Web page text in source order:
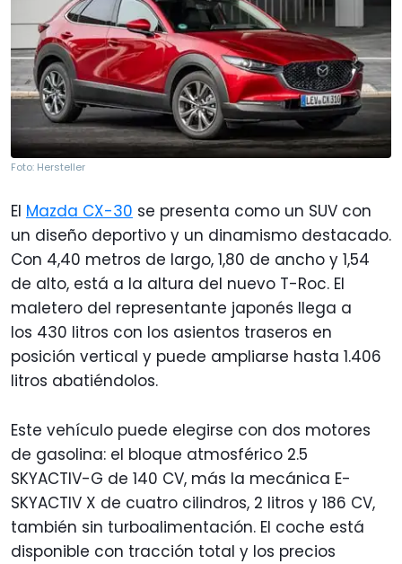
Foto: Hersteller
El Mazda CX-30 se presenta como un SUV con
un diseño deportivo y un dinamismo destacado.
Con 4,40 metros de largo, 1,80 de ancho y 1,54
de alto, está a la altura del nuevo T-Roc. El
maletero del representante japonés llega a
los 430 litros con los asientos traseros en
posición vertical y puede ampliarse hasta 1.406
litros abatiéndolos.
Este vehículo puede elegirse con dos motores
de gasolina: el bloque atmosférico 2.5
SKYACTIV-G de 140 CV, más la mecánica E-
SKYACTIV X de cuatro cilindros, 2 litros y 186 CV,
también sin turboalimentación. El coche está
disponible con tracción total y los precios